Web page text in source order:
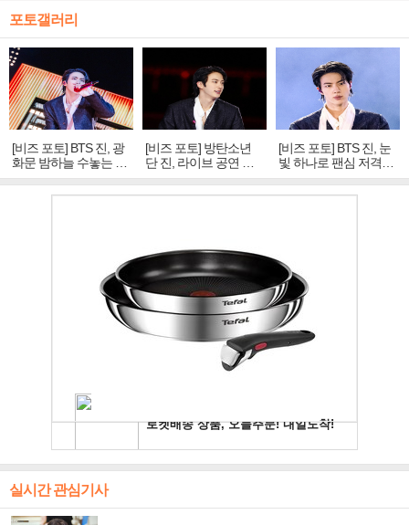
포토갤러리
[비즈 포토] BTS 진, 광
화문 밤하늘 수놓는 '비
주얼 킹'의 열창
[비즈 포토] 방탄소년
단 진, 라이브 공연 중
빛나는 독보적 아우라
[비즈 포토] BTS 진, 눈
빛 하나로 팬심 저격…
독보적 카리스마
실시간 관심기사